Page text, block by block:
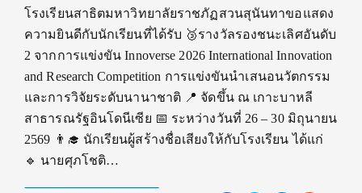
โรงเรียนสาธิตมหาวิทยาลัยราชภัฏสวนสุนันทาขอแสดง
ความยินดีกับนักเรียนที่ได้รับ 🥉รางวัลรองชนะเลิศอันดับ
2 จากการแข่งขัน Innoverse 2026 International Innovation
and Research Competition การแข่งขันนำเสนอนวัตกรรม
และการวิจัยระดับนานาชาติ 📍 จัดขึ้น ณ เกาะบาหลี
สาธารณรัฐอินโดนีเซีย 📅 ระหว่างวันที่ 26 – 30 มิถุนายน
2569 👨‍🎓 นักเรียนผู้สร้างชื่อเสียงให้กับโรงเรียน ได้แก่
🔹 นายศุภโชติ…